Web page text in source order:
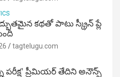
కథతో పాటు స్క్రీన్ ప్లే
tagtelugu.com
ప‌రీక్ష‌’ ప్రీమియర్ తేదిని అనౌన్స్